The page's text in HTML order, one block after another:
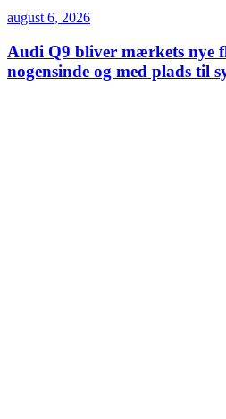
august 6, 2026
Audi Q9 bliver mærkets nye
nogensinde og med plads til